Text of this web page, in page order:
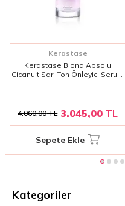
Kerastase
Kerastase Blond Absolu
Cicanuit Sarı Ton Önleyici Serum
4.060,00TL 3.045,00 TL
Sepete Ekle
Kategoriler